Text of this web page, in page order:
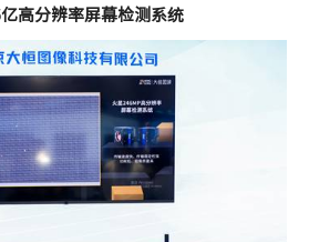
高分辨率屏幕检测系统